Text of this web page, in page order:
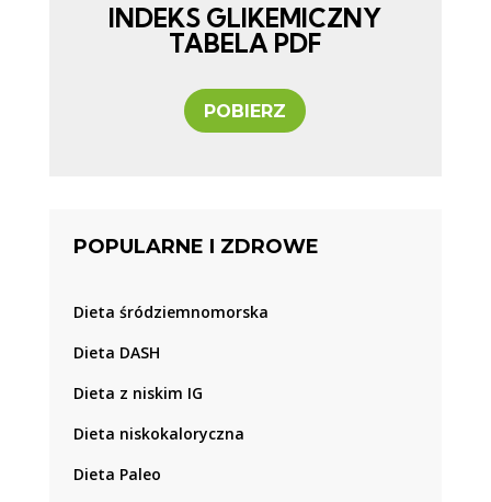
INDEKS GLIKEMICZNY
TABELA PDF
POBIERZ
POPULARNE I ZDROWE
Dieta śródziemnomorska
Dieta DASH
Dieta z niskim IG
Dieta niskokaloryczna
Dieta Paleo